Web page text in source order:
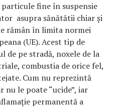
fine în suspensie
asupra sănătătii chiar şi
rămân în limita normei
(UE). Acest tip de
pe stradă, noxele de la
combustia de orice fel,
Cum nu reprezintă
le poate “ucide”, iar
permanentă a